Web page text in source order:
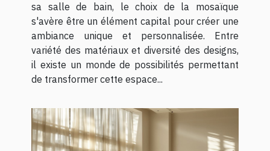
sa salle de bain, le choix de la mosaïque
s'avère être un élément capital pour créer une
ambiance unique et personnalisée. Entre
variété des matériaux et diversité des designs,
il existe un monde de possibilités permettant
de transformer cette espace...